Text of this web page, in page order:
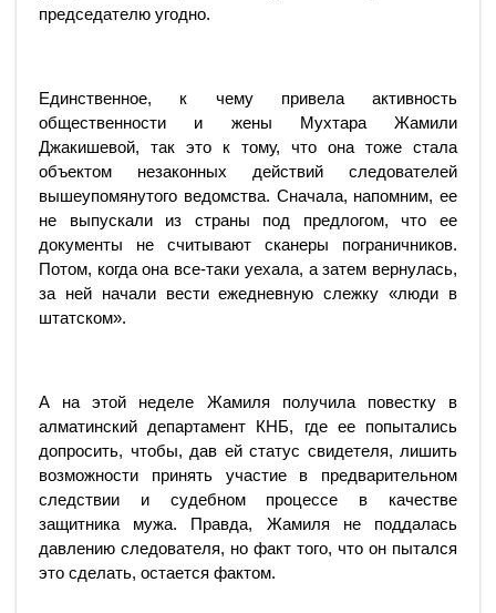
председателю угодно.
Единственное, к чему привела активность
общественности и жены Мухтара Жамили
Джакишевой, так это к тому, что она тоже стала
объектом незаконных действий следователей
вышеупомянутого ведомства. Сначала, напомним, ее
не выпускали из страны под предлогом, что ее
документы не считывают сканеры пограничников.
Потом, когда она все-таки уехала, а затем вернулась,
за ней начали вести ежедневную слежку «люди в
штатском».
А на этой неделе Жамиля получила повестку в
алматинский департамент КНБ, где ее попытались
допросить, чтобы, дав ей статус свидетеля, лишить
возможности принять участие в предварительном
следствии и судебном процессе в качестве
защитника мужа. Правда, Жамиля не поддалась
давлению следователя, но факт того, что он пытался
это сделать, остается фактом.